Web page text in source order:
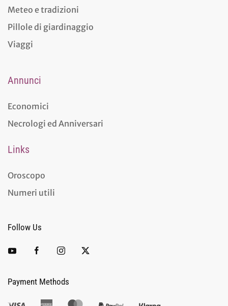
Meteo e tradizioni
Pillole di giardinaggio
Viaggi
Annunci
Economici
Necrologi ed Anniversari
Links
Oroscopo
Numeri utili
Follow Us
Payment Methods